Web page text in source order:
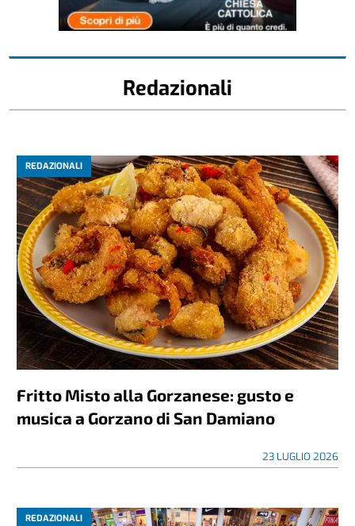
Redazionali
REDAZIONALI
Fritto Misto alla Gorzanese: gusto e
musica a Gorzano di San Damiano
23 LUGLIO 2026
REDAZIONALI